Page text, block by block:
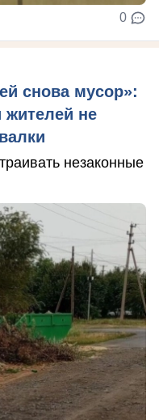
0
снова мусор»:
жителей не
незаконные